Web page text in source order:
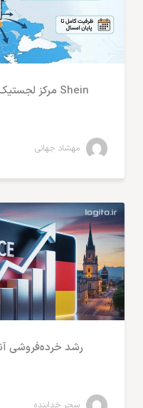
Shein مرکز لجستیک در لهستان راه‌اندازی می‌کند
مهشاد جهانی
رشد خرده‌فروشی
سحر خدابنده